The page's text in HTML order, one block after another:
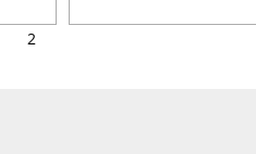
2